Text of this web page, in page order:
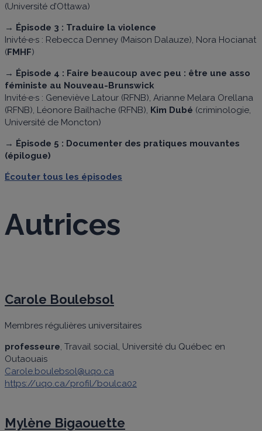
(Université d’Ottawa)
→ Épisode 3 : Traduire la violence
Inivté·e·s : Rebecca Denney (Maison Dalauze), Nora Hocianat
(FMHF)
→ Épisode 4 : Faire beaucoup avec peu : être une asso
féministe au Nouveau-Brunswick
Invité·e·s : Geneviève Latour (RFNB), Arianne Melara Orellana
(RFNB), Léonore Bailhache (RFNB), Kim Dubé (criminologie,
Université de Moncton)
→ Épisode 5 : Documenter des pratiques mouvantes
(épilogue)
Écouter tous les épisodes
Autrices
Carole Boulebsol
Membres régulières universitaires
professeure , Travail social, Université du Québec en
Outaouais
Carole.boulebsol@uqo.ca
https://uqo.ca/profil/boulca02
Mylène Bigaouette